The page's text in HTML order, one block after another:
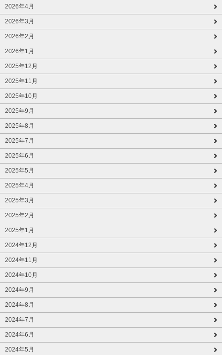
2026年4月
2026年3月
2026年2月
2026年1月
2025年12月
2025年11月
2025年10月
2025年9月
2025年8月
2025年7月
2025年6月
2025年5月
2025年4月
2025年3月
2025年2月
2025年1月
2024年12月
2024年11月
2024年10月
2024年9月
2024年8月
2024年7月
2024年6月
2024年5月